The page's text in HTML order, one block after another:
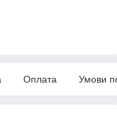
Оплата Умови